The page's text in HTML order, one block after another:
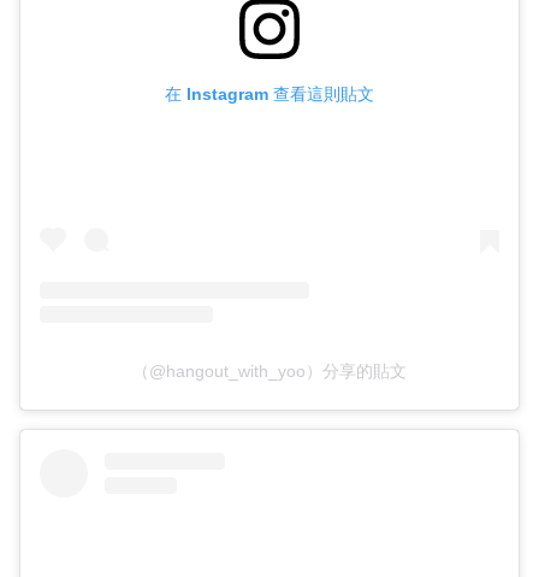
在 Instagram 查看這則貼文
（@hangout_with_yoo）分享的貼文